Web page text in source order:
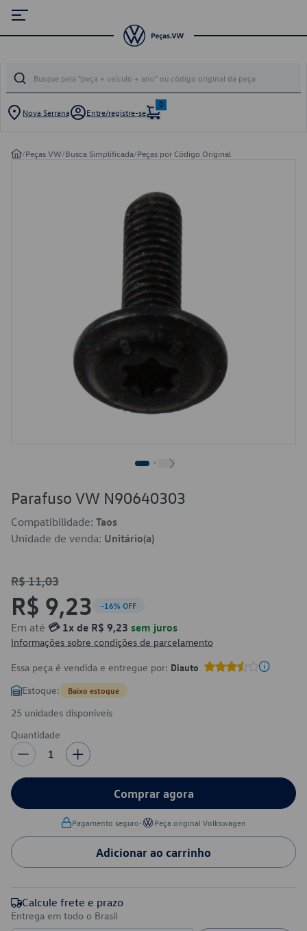
Nova Serrana Entre/registre-se
0
/Peças VW/Busca Simplificada/Peças por Código Original
Parafuso VW N90640303
Compatibilidade: Taos
Unidade de venda: Unitário(a)
R$ 11,03
R$ 9,23 -16% OFF
Em até 💳 1x de R$ 9,23 sem juros
Informações sobre condições de parcelamento
Essa peça é vendida e entregue por: Diauto
Estoque: Baixo estoque
25 unidades disponíveis
Quantidade
1
Comprar agora
Pagamento seguro• Peça original Volkswagen
Adicionar ao carrinho
Calcule frete e prazo
Entrega em todo o Brasil